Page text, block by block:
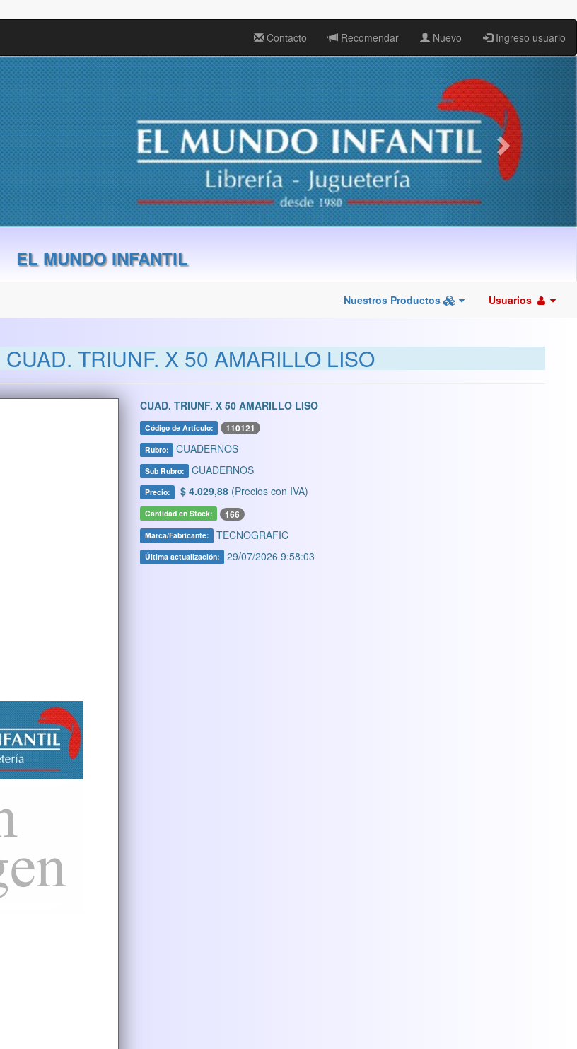
Contacto Recomendar Nuevo Ingreso usuario
EL MUNDO INFANTIL
Nuestros Productos Usuarios
CUAD. TRIUNF. X 50 AMARILLO LISO
CUAD. TRIUNF. X 50 AMARILLO LISO
Código de Artículo: 110121
Rubro: CUADERNOS
Sub Rubro: CUADERNOS
Precio: $ 4.029,88 (Precios con IVA)
Cantidad en Stock: 166
Marca/Fabricante: TECNOGRAFIC
Última actualización: 29/07/2026 9:58:03